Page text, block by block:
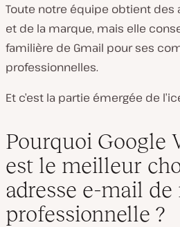
Toute notre équipe obtient des
et de la marque, mais elle
familière de Gmail pour ses
professionnelles.
Et c’est la partie émergée de
Pourquoi Google
est le meilleur
adresse e-mail
professionnelle ?